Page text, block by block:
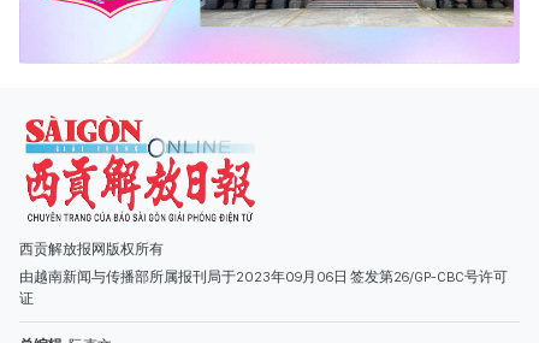
由越南新闻与传播部所属报刊局于2023年09月06日 签发第26/GP-CBC号许可
副总编辑: 阮玉英、范文长、裴氏红霜、张德义、范氏云英、杨文光、阮德显、
阮克强、陈嘉宝
主编: 阮玉英
社址: 胡志明市棋盘坊阮氏明开街432-434号
总台: (028) 39294091 - 转 060
热线: 096.558.1888
编辑部: (028) 39294092 - 转 060
电子信箱